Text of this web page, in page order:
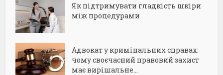
Як підтримувати гладкість шкіри
між процедурами
Адвокат у кримінальних справах:
чому своєчасний правовий захист
має вирішальне...